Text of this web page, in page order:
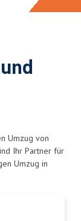
Umzug von
Ihr Partner für
Umzug in